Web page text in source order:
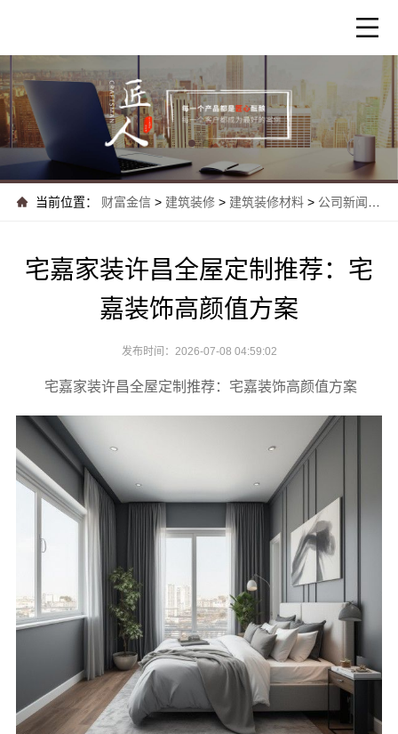
当前位置： 财富金信> 建筑装修 > 建筑装修材料> 公司新闻
宅嘉家装许昌全屋定制推荐：宅
嘉装饰高颜值方案
发布时间：2026-07-08 04:59:02
宅嘉家装许昌全屋定制推荐：宅嘉装饰高颜值方案